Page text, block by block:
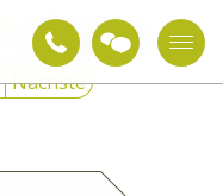
Rollstuhl-Kleidung
Nächste